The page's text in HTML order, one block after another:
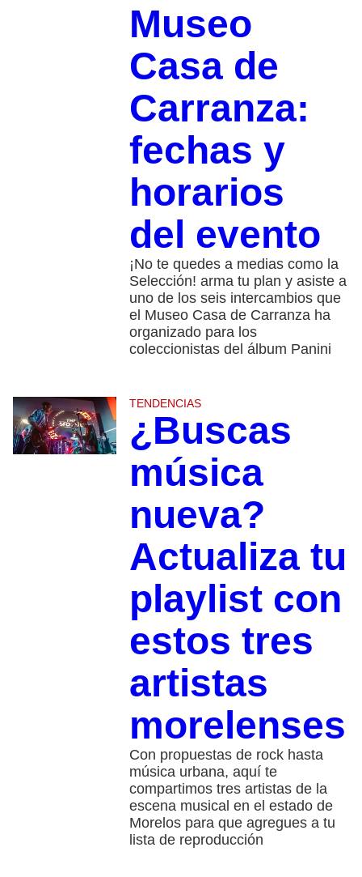
Museo
Casa de
Carranza:
fechas y
horarios
del evento
¡No te quedes a medias como la
Selección! arma tu plan y asiste a
uno de los seis intercambios que
el Museo Casa de Carranza ha
organizado para los
coleccionistas del álbum Panini
TENDENCIAS
¿Buscas
música
nueva?
Actualiza tu
playlist con
estos tres
artistas
morelenses
Con propuestas de rock hasta
música urbana, aquí te
compartimos tres artistas de la
escena musical en el estado de
Morelos para que agregues a tu
lista de reproducción